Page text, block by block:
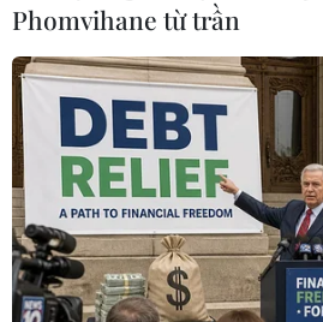
chuẩn, luật pháp quốc tế.
Ngân hàng Standard
rất nhiều doanh nghiệp
vững trên thế giới, vì vậy có
công nghệ toàn cầu đó
nữa cộng đồng đầu tư
Nam có thể đạt mục tiêu
bằng 0 vào năm 2050 (Việt
Phomvihane từ trần